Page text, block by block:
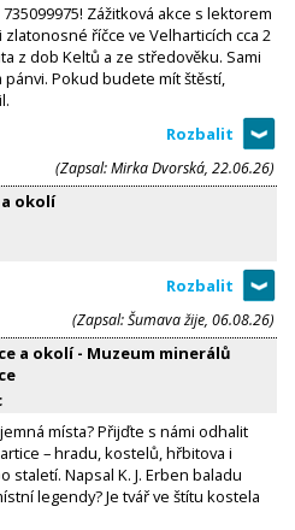
Zážitková akce s lektorem
říčce ve Velharticích cca 2
z dob Keltů a ze středověku. Sami
pánvi. Pokud budete mít štěstí,
(Zapsal: Mirka Dvorská, 22.06.26)
okolí
(Zapsal: Šumava žije, 06.08.26)
a okolí - Muzeum minerálů
místa? Přijďte s námi odhalit
– hradu, kostelů, hřbitova i
Napsal K. J. Erben baladu
legendy? Je tvář ve štítu kostela